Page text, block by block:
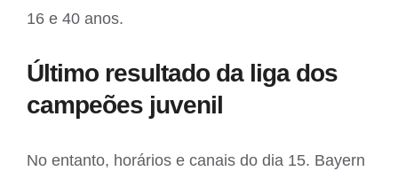
16 e 40 anos.
Último resultado da liga dos
campeões juvenil
No entanto, horários e canais do dia 15. Bayern